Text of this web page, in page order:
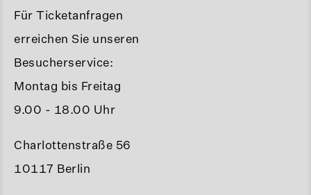
Für Ticketanfragen
erreichen Sie unseren
Besucherservice:
Montag bis Freitag
9.00 - 18.00 Uhr
Charlottenstraße 56
10117 Berlin